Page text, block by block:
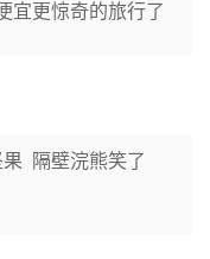
宜更惊奇的旅行了
隔壁浣熊笑了